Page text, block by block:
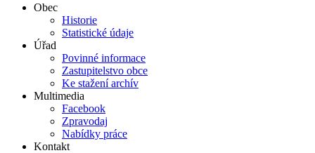
Obec
Historie
Statistické údaje
Úřad
Povinné informace
Zastupitelstvo obce
Ke stažení archív
Multimedia
Facebook
Zpravodaj
Nabídky práce
Kontakt